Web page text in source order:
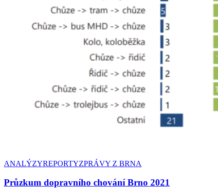
ANALÝZYREPORTYZPRÁVY Z BRNA
Průzkum dopravního chování Brno 2021